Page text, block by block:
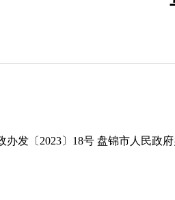
办发〔2023〕18号 盘锦市人民政